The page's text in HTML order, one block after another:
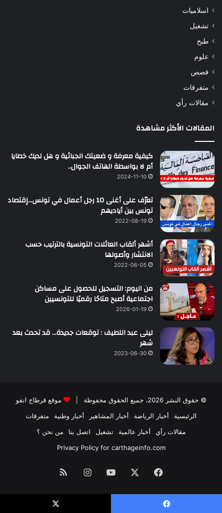
اسلاميات
تشغيل
طبخ
علوم
قصص
متفرقات
مقالات رأي
المقالات الأكثر مشاهدة
كيفية معرفة و ضعيتك الجبائية و هل لديك خطايا
أم لا بواسطة الهاتف الجوال..
2024-11-10
تعرّف على أغنى 10 رجل أعمال في تونس…إقتصاد
تونس بين أياديهم
2022-08-19
أشهر ألقاب العائلات التونسية بالترتيب حسب
الانتشار وأصولها
2022-06-05
من اليوم: التسجيل للحصول على مساكن
اجتماعية أصبح متاحًا رقميًا للتونسيين
2026-01-19
ليلى عبد اللطيف : توقعات جديدة… قد تحدث بعد
شهر
2023-06-30
© حقوق النشر 2026، جميع الحقوق محفوظة |
موقع قرطاج انفو
الرئيسية
أخبار الرياضة أخبار المشاهير أخبار وطنية
متفرقات
مقالات رأي
أخبار عالمية تشغيل اتصل بنا
من نحن ؟
Privacy Policy for carthageinfo.com
فيسبوك ‫YouTubeانستقرام
الموقع